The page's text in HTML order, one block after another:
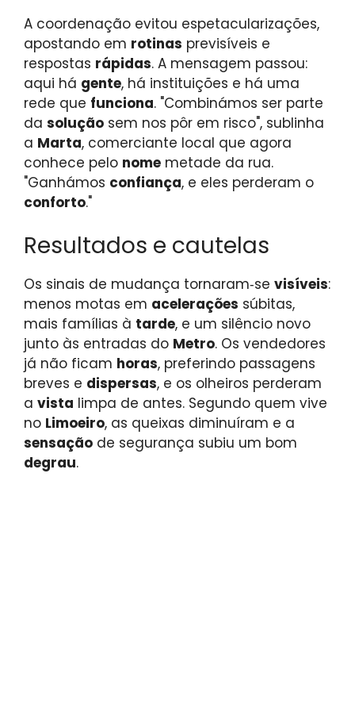
A coordenação evitou espetacularizações,
apostando em rotinas previsíveis e
respostas rápidas. A mensagem passou:
aqui há gente, há instituições e há uma
rede que funciona. "Combinámos ser parte
da solução sem nos pôr em risco", sublinha
a Marta, comerciante local que agora
conhece pelo nome metade da rua.
"Ganhámos confiança, e eles perderam o
conforto."
Resultados e cautelas
Os sinais de mudança tornaram‑se visíveis:
menos motas em acelerações súbitas,
mais famílias à tarde, e um silêncio novo
junto às entradas do Metro. Os vendedores
já não ficam horas, preferindo passagens
breves e dispersas, e os olheiros perderam
a vista limpa de antes. Segundo quem vive
no Limoeiro, as queixas diminuíram e a
sensação de segurança subiu um bom
degrau.